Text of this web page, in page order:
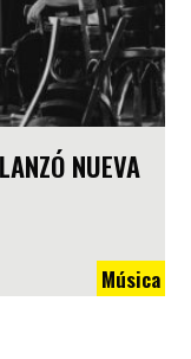
NUEVA
Música